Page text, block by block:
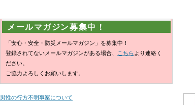
メールマガジン募集中！
「安心・安全・防災メールマガジン」を募集中！
登録されてないメールマガジンがある場合、
こちら より連絡く
ださい。
ご協力よろしくお願いします。
男性の行方不明事案について